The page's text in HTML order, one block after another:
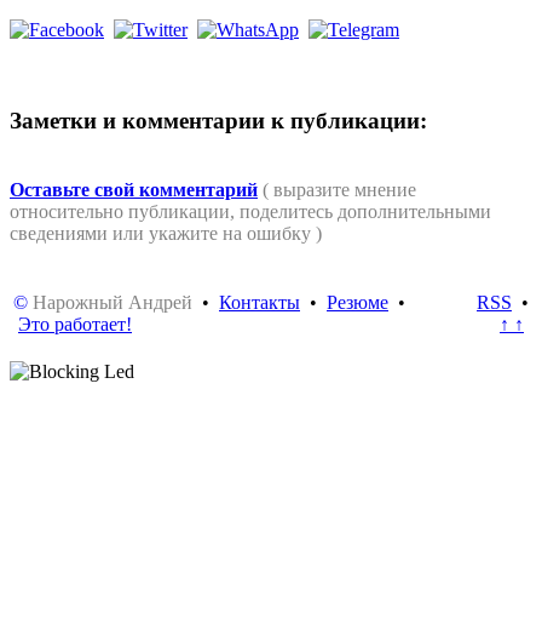
Заметки и комментарии к публикации:
Оставьте свой комментарий ( выразите мнение
относительно публикации, поделитесь дополнительными
сведениями или укажите на ошибку )
© Нарожный Андрей • Контакты • Резюме •
Это работает!
RSS •
↑ ↑